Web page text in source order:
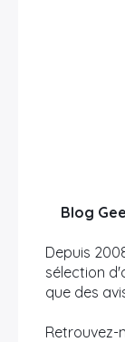
Blog
Depuis
sélection
que des
Retrouvez-